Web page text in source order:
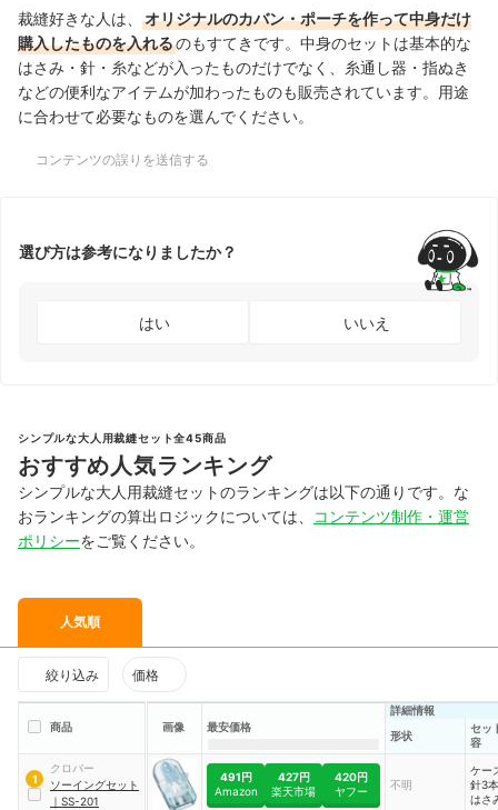
裁縫好きな人は、
オリジナルのカバン・ポーチを作って中身だけ
購入したものを入れるのもすてきです。中身のセットは基本的な
はさみ・針・糸などが入ったものだけでなく、糸通し器・指ぬき
などの便利なアイテムが加わったものも販売されています。用途
に合わせて必要なものを選んでください。
コンテンツの誤りを送信する
選び方は参考になりましたか？
はい いいえ
シンプルな大人用裁縫セット全45商品
おすすめ人気ランキング
シンプルな大人用裁縫セットのランキングは以下の通りです。な
おランキングの算出ロジックについては、
コンテンツ制作・運営
ポリシーをご覧ください。
人気順
絞り込み 価格
商品 画像 最安価格
詳細情報
形状
セッ
容
1
クロバー
ソーイングセット
｜ SS-201
491円
Amazon
427円
楽天市場
420円
ヤフー
不明
ケー
針3
はさ